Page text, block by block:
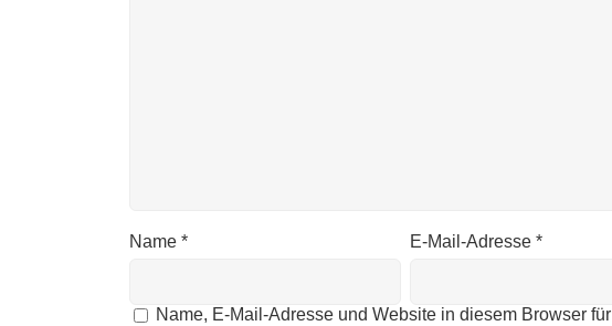
Name * E-Mail-Adresse*
Name, E-Mail-Adresse und Website in diesem Browser